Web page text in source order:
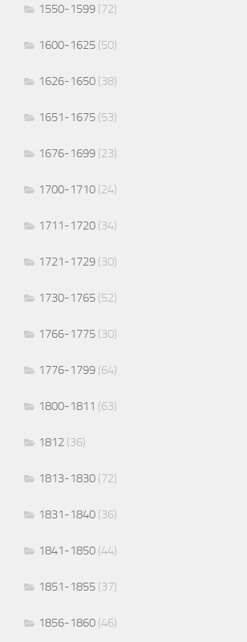
1550-1599 (72)
1600-1625 (50)
1626-1650 (38)
1651-1675 (53)
1676-1699 (23)
1700-1710 (24)
1711-1720 (34)
1721-1729 (30)
1730-1765 (52)
1766-1775 (30)
1776-1799 (64)
1800-1811 (63)
1812 (36)
1813-1830 (72)
1831-1840 (36)
1841-1850 (44)
1851-1855 (37)
1856-1860 (46)